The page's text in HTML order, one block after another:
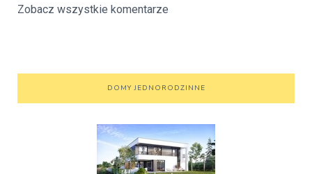
Zobacz wszystkie komentarze
DOMY JEDNORODZINNE